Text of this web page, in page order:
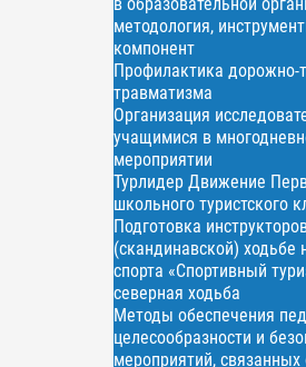
методология,
компонент
Профилактика дорожно-
травматизма
Организация
учащимися в
мероприятии
Турлидер Движение
школьного туристского
Подготовка
(скандинавской) ходьбе
спорта «Спортивный
северная ходьба
Методы обеспечения
целесообразности и
мероприятий,